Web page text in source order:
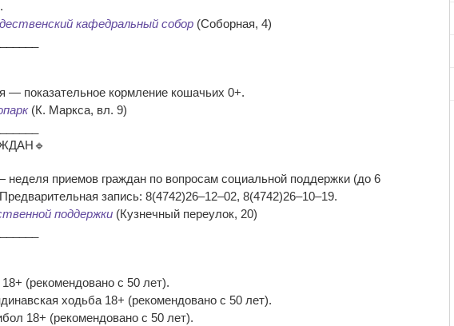
кафедральный собор (Соборная, 4)
— показательное кормление кошачьих 0+.
(К. Маркса, вл. 9)
неделя приемов граждан по вопросам социальной поддержки (до 6
запись: 8(4742)26–12–02, 8(4742)26–10–19.
поддержки (Кузнечный переулок, 20)
(рекомендовано с 50 лет).
ходьба 18+ (рекомендовано с 50 лет).
18+ (рекомендовано с 50 лет).